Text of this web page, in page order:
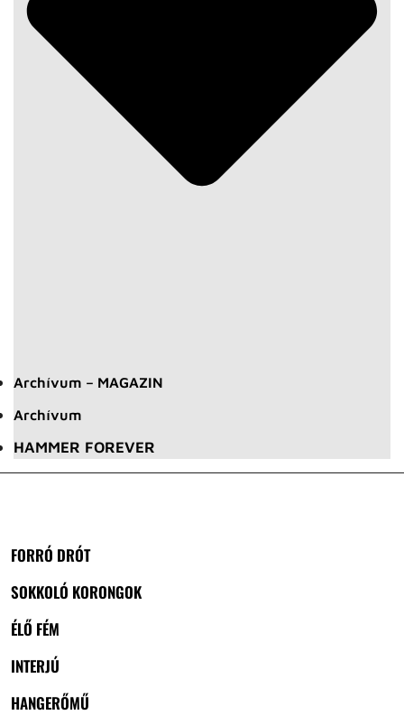
Archívum – MAGAZIN
Archívum
HAMMER FOREVER
FORRÓ DRÓT
SOKKOLÓ KORONGOK
ÉLŐ FÉM
INTERJÚ
HANGERŐMŰ